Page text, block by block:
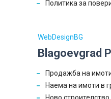
Политика за
WebDesignBG
Blagoevgrad
Продажба на
Наема на имоти в